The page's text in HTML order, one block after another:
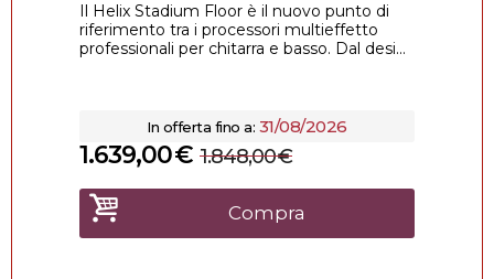
Il Helix Stadium Floor è il nuovo punto di
riferimento tra i processori multieffetto
professionali per chitarra e basso. Dal desi...
In offerta fino a: 31/08/2026
€
1.639,00 €
1.848,00
Compra